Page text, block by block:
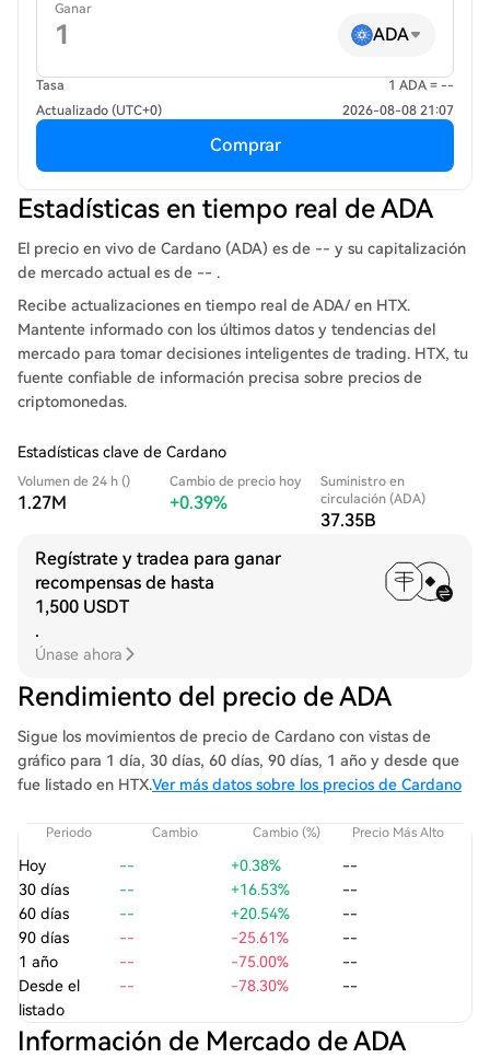
Ganar
ADA
Tasa
1 ADA = --
Actualizado (UTC+0)
2026-08-08 21:07
Comprar
Estadísticas en tiempo real de ADA
El precio en vivo de Cardano (ADA) es de -- y su capitalización
de mercado actual es de -- .
Recibe actualizaciones en tiempo real de ADA/ en HTX.
Mantente informado con los últimos datos y tendencias del
mercado para tomar decisiones inteligentes de trading. HTX, tu
fuente confiable de información precisa sobre precios de
criptomonedas.
Estadísticas clave de Cardano
Volumen de 24 h ()
1.27M
Cambio de precio hoy
+0.39%
Suministro en
circulación (ADA)
37.35B
Regístrate y tradea para ganar
recompensas de hasta
1,500 USDT
.
Únase ahora
Rendimiento del precio de ADA
Sigue los movimientos de precio de Cardano con vistas de
gráfico para 1 día, 30 días, 60 días, 90 días, 1 año y desde que
fue listado en HTX.Ver más datos sobre los precios de Cardano
Periodo Cambio Cambio (%) Precio Más Alto
Hoy -- +0.38%
--
30 días
-- +16.53%
--
60 días
-- +20.54%
--
90 días
-- -25.61%
--
1 año
-- -75.00%
--
Desde el
listado
-- -78.30% --
Información de Mercado de ADA